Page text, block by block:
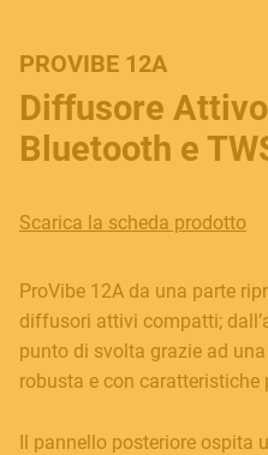
PROVIBE 12A
Diffusore
Bluetooth e
Scarica la scheda prodotto
ProVibe 12A da una parte
diffusori attivi compatti;
punto di svolta grazie ad
robusta e con caratteristiche
Il pannello posteriore ospita